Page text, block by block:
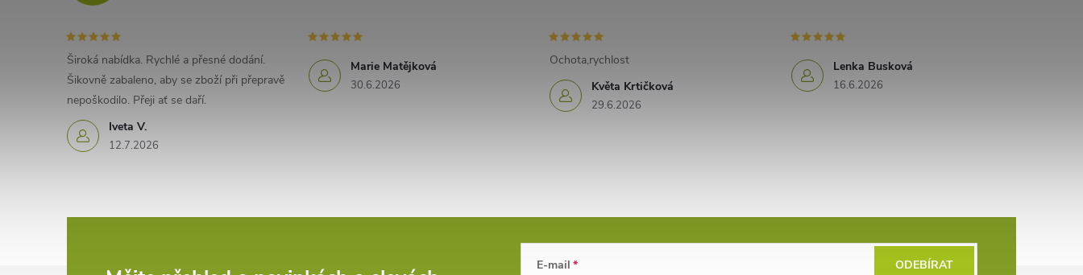
Iveta V.
12.7.2026
Široká nabídka. Rychlé a přesné dodání.
Šikovně zabaleno, aby se zboží při přepravě
nepoškodilo. Přeji ať se daří.
Marie Matějková
30.6.2026 Květa Krtičková
29.6.2026
Ochota,rychlost Lenka Busková
16.6.2026
E-mail ODEBÍRAT